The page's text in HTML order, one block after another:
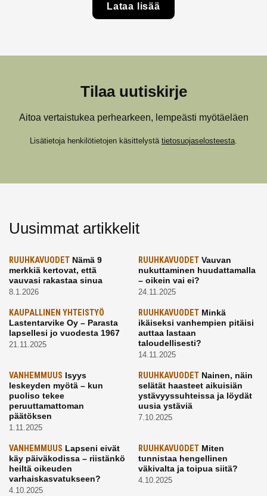
Lataa lisää
Tilaa uutiskirje
Aitoa vertaistukea perhearkeen, lempeästi myötäeläen
Lisätietoja henkilötietojen käsittelystä tietosuojaselosteesta.
Uusimmat artikkelit
RUUHKAVUODET Nämä 9
merkkiä kertovat, että
vauvasi rakastaa sinua
8.1.2026
RUUHKAVUODETVauvan
nukuttaminen huudattamalla
– oikein vai ei?
24.11.2025
KAUPALLINEN YHTEISTYÖ
Lastentarvike Oy – Parasta
lapsellesi jo vuodesta 1967
21.11.2025
RUUHKAVUODETMinkä
ikäiseksi vanhempien pitäisi
auttaa lastaan
taloudellisesti?
14.11.2025
VANHEMMUUS Isyys
leskeyden myötä – kun
puoliso tekee
peruuttamattoman
päätöksen
1.11.2025
RUUHKAVUODETNainen, näin
selätät haasteet aikuisiän
ystävyyssuhteissa ja löydät
uusia ystäviä
7.10.2025
VANHEMMUUS Lapseni eivät
käy päiväkodissa – riistänkö
heiltä oikeuden
varhaiskasvatukseen?
4.10.2025
RUUHKAVUODETMiten
tunnistaa hengellinen
väkivalta ja toipua siitä?
4.10.2025